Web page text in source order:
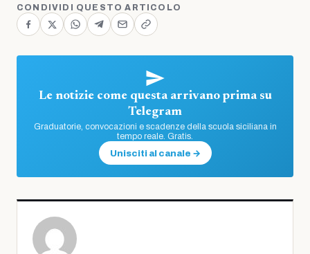
CONDIVIDI QUESTO ARTICOLO
Le notizie come questa arrivano prima su
Telegram
Graduatorie, convocazioni e scadenze della scuola siciliana in
tempo reale. Gratis.
Unisciti al canale →